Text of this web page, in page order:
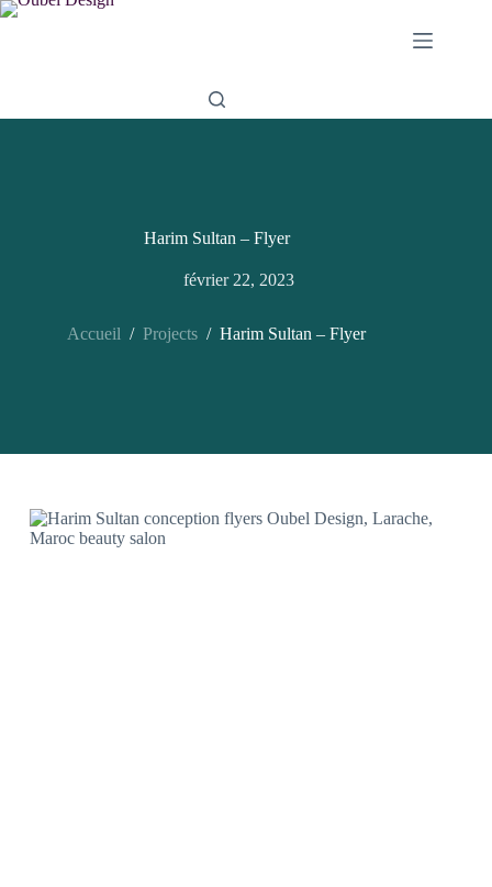
Passer
Harim Sultan – Flyer
février 22, 2023
Accueil / Projects / Harim Sultan – Flyer